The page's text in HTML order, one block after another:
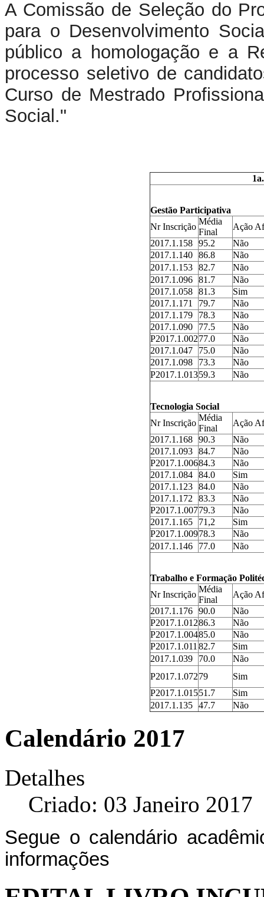
A Comissão de Seleção do
para o Desenvolvimento
público a homologação e a
processo seletivo de
Curso de Mestrado
Social."
Gestão Participativa
Nr Inscrição
Média
Final
Ação
2017.1.158 95.2
Não
2017.1.140 86.8
Não
2017.1.153 82.7
Não
2017.1.096 81.7
Não
2017.1.058 81.3
Sim
2017.1.171
79.7
Não
2017.1.179
78.3
Não
2017.1.090
77.5
Não
P2017.1.00277.0
Não
2017.1.047
75.0
Não
2017.1.098
73.3
Não
P2017.1.01359.3 Não
Tecnologia Social
Nr Inscrição
Média
Final
Ação
2017.1.168 90.3
Não
2017.1.093 84.7
Não
P2017.1.00684.3
Não
2017.1.084 84.0
Sim
2017.1.123 84.0
Não
2017.1.172
83.3
Não
P2017.1.00779.3
Não
2017.1.165
71,2
Sim
P2017.1.00978.3
Não
2017.1.146
77.0 Não
Trabalho e Formação
Nr Inscrição
Média
Final
Ação
2017.1.176 90.0
Não
P2017.1.01286.3
Não
P2017.1.00485.0
Não
P2017.1.011 82.7
Sim
2017.1.039
70.0
Não
P2017.1.07279
Sim
P2017.1.01551.7
Sim
2017.1.135 47.7 Não
Calendário 2017
Detalhes
Criado: 03 Janeiro 2017
Segue o calendário
informações